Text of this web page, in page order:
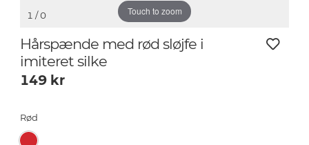
Touch to zoom
1 / 0
Hårspænde med rød sløjfe i
imiteret silke
149 kr
Rød